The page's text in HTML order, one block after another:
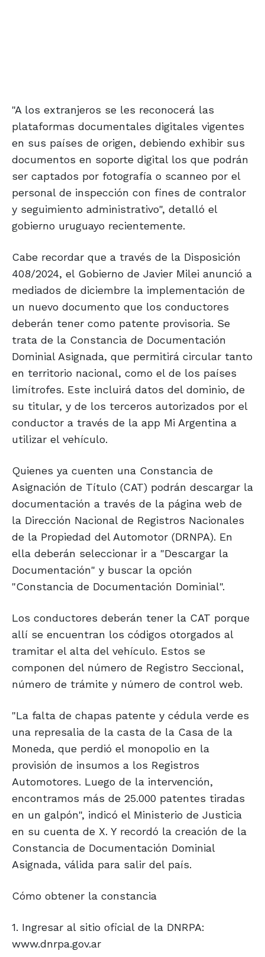
"A los extranjeros se les reconocerá las
plataformas documentales digitales vigentes
en sus países de origen, debiendo exhibir sus
documentos en soporte digital los que podrán
ser captados por fotografía o scanneo por el
personal de inspección con fines de contralor
y seguimiento administrativo", detalló el
gobierno uruguayo recientemente.
Cabe recordar que a través de la Disposición
408/2024, el Gobierno de Javier Milei anunció a
mediados de diciembre la implementación de
un nuevo documento que los conductores
deberán tener como patente provisoria. Se
trata de la Constancia de Documentación
Dominial Asignada, que permitirá circular tanto
en territorio nacional, como el de los países
limítrofes. Este incluirá datos del dominio, de
su titular, y de los terceros autorizados por el
conductor a través de la app Mi Argentina a
utilizar el vehículo.
Quienes ya cuenten una Constancia de
Asignación de Título (CAT) podrán descargar la
documentación a través de la página web de
la Dirección Nacional de Registros Nacionales
de la Propiedad del Automotor (DRNPA). En
ella deberán seleccionar ir a "Descargar la
Documentación" y buscar la opción
"Constancia de Documentación Dominial".
Los conductores deberán tener la CAT porque
allí se encuentran los códigos otorgados al
tramitar el alta del vehículo. Estos se
componen del número de Registro Seccional,
número de trámite y número de control web.
"La falta de chapas patente y cédula verde es
una represalia de la casta de la Casa de la
Moneda, que perdió el monopolio en la
provisión de insumos a los Registros
Automotores. Luego de la intervención,
encontramos más de 25.000 patentes tiradas
en un galpón", indicó el Ministerio de Justicia
en su cuenta de X. Y recordó la creación de la
Constancia de Documentación Dominial
Asignada, válida para salir del país.
Cómo obtener la constancia
1. Ingresar al sitio oficial de la DNRPA:
www.dnrpa.gov.ar